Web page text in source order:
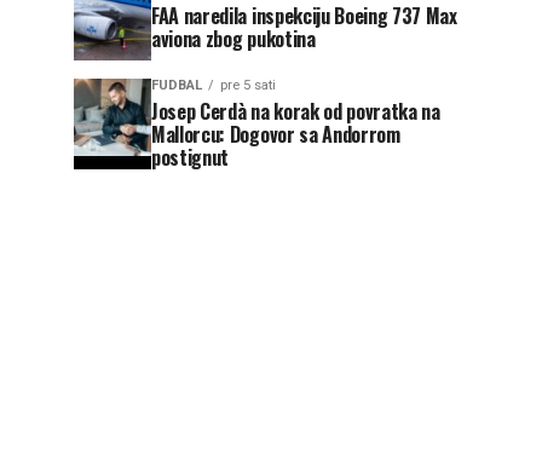
FAA naredila inspekciju Boeing 737 Max
aviona zbog pukotina
FUDBAL pre 5 sati
Josep Cerdà na korak od povratka na
Mallorcu: Dogovor sa Andorrom
postignut